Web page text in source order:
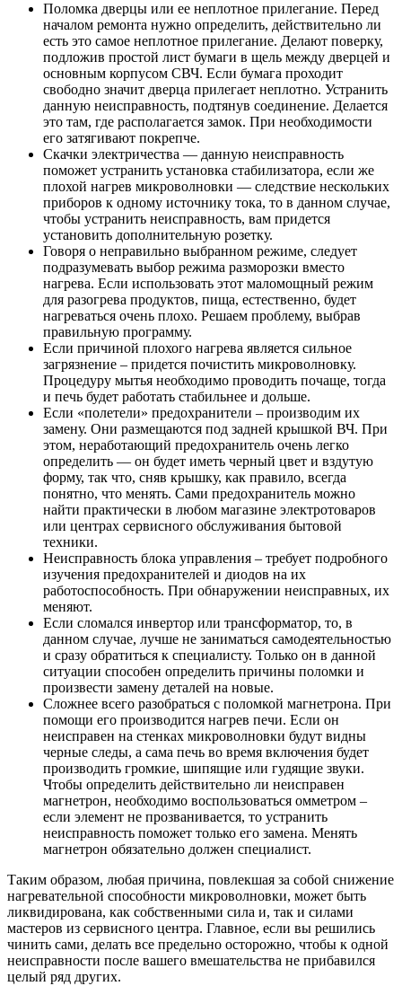
Поломка дверцы или ее неплотное прилегание. Перед
началом ремонта нужно определить, действительно ли
есть это самое неплотное прилегание. Делают поверку,
подложив простой лист бумаги в щель между дверцей и
основным корпусом СВЧ. Если бумага проходит
свободно значит дверца прилегает неплотно. Устранить
данную неисправность, подтянув соединение. Делается
это там, где располагается замок. При необходимости
его затягивают покрепче.
Скачки электричества — данную неисправность
поможет устранить установка стабилизатора, если же
плохой нагрев микроволновки — следствие нескольких
приборов к одному источнику тока, то в данном случае,
чтобы устранить неисправность, вам придется
установить дополнительную розетку.
Говоря о неправильно выбранном режиме, следует
подразумевать выбор режима разморозки вместо
нагрева. Если использовать этот маломощный режим
для разогрева продуктов, пища, естественно, будет
нагреваться очень плохо. Решаем проблему, выбрав
правильную программу.
Если причиной плохого нагрева является сильное
загрязнение – придется почистить микроволновку.
Процедуру мытья необходимо проводить почаще, тогда
и печь будет работать стабильнее и дольше.
Если «полетели» предохранители – производим их
замену. Они размещаются под задней крышкой ВЧ. При
этом, неработающий предохранитель очень легко
определить — он будет иметь черный цвет и вздутую
форму, так что, сняв крышку, как правило, всегда
понятно, что менять. Сами предохранитель можно
найти практически в любом магазине электротоваров
или центрах сервисного обслуживания бытовой
техники.
Неисправность блока управления – требует подробного
изучения предохранителей и диодов на их
работоспособность. При обнаружении неисправных, их
меняют.
Если сломался инвертор или трансформатор, то, в
данном случае, лучше не заниматься самодеятельностью
и сразу обратиться к специалисту. Только он в данной
ситуации способен определить причины поломки и
произвести замену деталей на новые.
Сложнее всего разобраться с поломкой магнетрона. При
помощи его производится нагрев печи. Если он
неисправен на стенках микроволновки будут видны
черные следы, а сама печь во время включения будет
производить громкие, шипящие или гудящие звуки.
Чтобы определить действительно ли неисправен
магнетрон, необходимо воспользоваться омметром –
если элемент не прозванивается, то устранить
неисправность поможет только его замена. Менять
магнетрон обязательно должен специалист.
Таким образом, любая причина, повлекшая за собой снижение
нагревательной способности микроволновки, может быть
ликвидирована, как собственными сила и, так и силами
мастеров из сервисного центра. Главное, если вы решились
чинить сами, делать все предельно осторожно, чтобы к одной
неисправности после вашего вмешательства не прибавился
целый ряд других.